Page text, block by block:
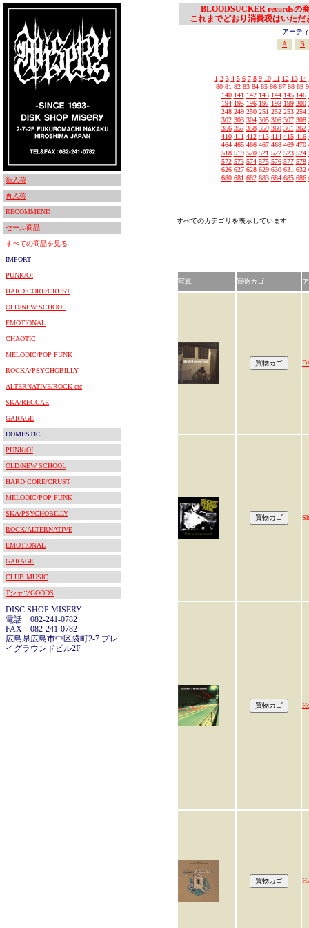
新入荷
再入荷
RECOMMEND
セール商品
すべての商品を見る
IMPORT
PUNK/OI
HARD CORE/CRUST
OLD/NEW SCHOOL
EMOTIONAL
CHAOTIC
MELODIC/POP PUNK
ROCKA/PSYCHOBILLY
ALTERNATIVE/ROCK etc
SKA/REGGAE
GARAGE
DOMESTIC
PUNK/OI
OLD/NEW SCHOOL
HARD CORE/CRUST
MELODIC/POP PUNK
SKA/PSYCHOBILLY
ROCK/ALTERNATIVE
EMOTIONAL
GARAGE
CLUB MUSIC
TシャツGOODS
DISC SHOP MISERY
電話 082-241-0782
FAX 082-241-0782
広島県広島市中区袋町2-7 プレ
イグラウンドビル2F
BLOODSUCKER recordsの
これまでどおり消費税はいただ
アーテ
A
B
1 2 3 4 5 6 7 8 9 10 11 12 13 14
80 81 82 83 84 85 86 87 88 89
140 141 142 143 144 145 146
194 195 196 197 198 199 200
248 249 250 251 252 253 254
302 303 304 305 306 307 308
356 357 358 359 360 361 362
410 411 412 413 414 415 416
464 465 466 467 468 469 470
518 519 520 521 522 523 524
572 573 574 575 576 577 578
626 627 628 629 630 631 632
680 681 682 683 684 685 686
すべてのカテゴリを表示しています
写真 買物カゴ